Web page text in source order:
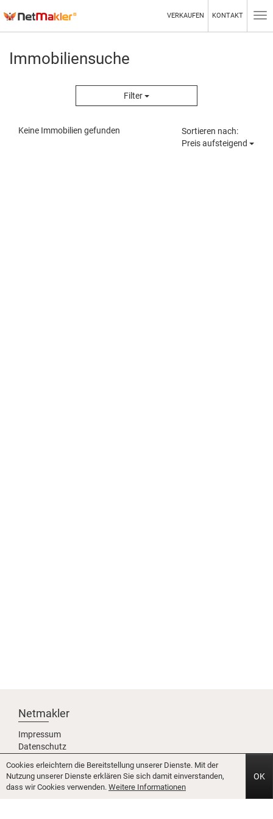
KONTAKT
VERKAUFEN
Immobiliensuche
Filter
Keine Immobilien gefunden
Sortieren nach:
Preis aufsteigend
Netmakler
Impressum
Datenschutz
Partner werden
Über uns
Cookies erleichtern die Bereitstellung unserer Dienste. Mit der
Nutzung unserer Dienste erklären Sie sich damit einverstanden,
dass wir Cookies verwenden. Weitere Informationen
OK